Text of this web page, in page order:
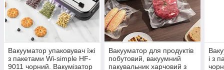
Вакууматор упаковувач їжі
з пакетами Wi-simple HF-
9011 чорний. Вакумізатор
Вакууматор для продуктів
побутовий, вакуумний
пакувальник харчовий з
і з